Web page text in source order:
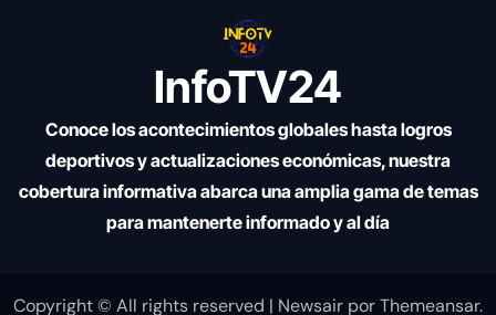
InfoTV24
Conoce los acontecimientos globales hasta logros
deportivos y actualizaciones económicas, nuestra
cobertura informativa abarca una amplia gama de temas
para mantenerte informado y al día
Copyright © All rights reserved | Newsair porThemeansar.